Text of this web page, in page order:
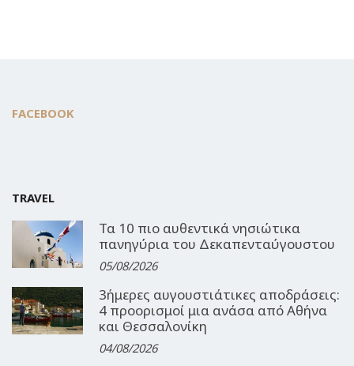
FACEBOOK
TRAVEL
Τα 10 πιο αυθεντικά νησιώτικα
πανηγύρια του Δεκαπενταύγουστου
05/08/2026
3ήμερες αυγουστιάτικες αποδράσεις:
4 προορισμοί μια ανάσα από Αθήνα
και Θεσσαλονίκη
04/08/2026